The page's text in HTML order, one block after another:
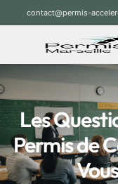
contact@permis-
Les
Permis de